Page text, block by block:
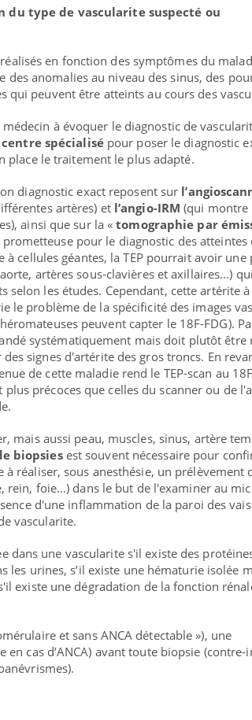
type de vascularite suspecté ou
en fonction des symptômes du
anomalies au niveau des sinus, des
peuvent être atteints au cours des
à évoquer le diagnostic de
centre spécialisépour poser le diagnostic
place le traitement le plus adapté.
diagnostic exact reposent sur
artères) et l’angio-IRM (qui montre
ainsi que sur la «tomographie par
prometteuse pour le diagnostic des atteintes
cellules géantes, la TEP pourrait avoir une
artères sous-clavières et axillaires...) qui
selon les études. Cependant, cette artérite
le problème de la spécificité des images
peuvent capter le 18F-FDG).
systématiquement mais doit plutôt être
signes d'artérite des gros troncs. En
de cette maladie rend le TEP-scan au
précoces que celles du scanner ou de
mais aussi peau, muscles, sinus, artère
biopsiesest souvent nécessaire pour
réaliser, sous anesthésie, un prélèvement
rein, foie…) dans le but de l'examiner au
d'une inflammation de la paroi des
vascularite.
dans une vascularite s'il existe des
les urines, s’il existe une hématurie isolée
existe une dégradation de la fonction
et sans ANCA détectable »), une
cas d’ANCA) avant toute biopsie (contre-